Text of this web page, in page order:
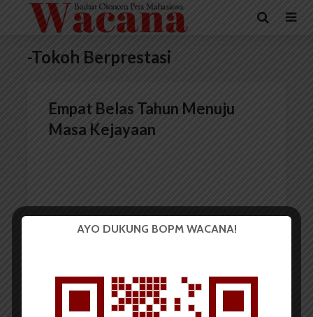
-Tokoh Berprestasi
Empat Belas Tahun Menuju
Masa Kejayaan
AYO DUKUNG BOPM WACANA!